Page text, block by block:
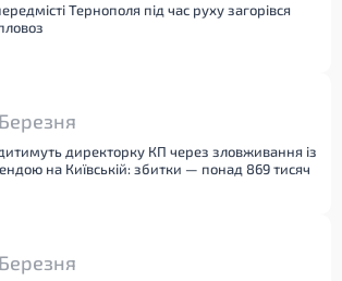
Тернополя під час руху загорівся
директорку КП через зловживання із
на Київській: збитки — понад 869 тисяч